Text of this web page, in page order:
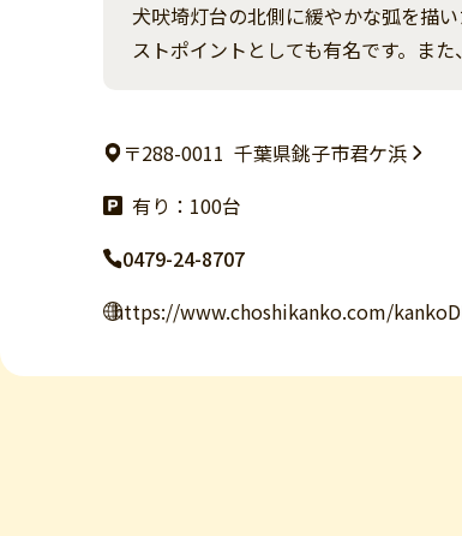
犬吠埼灯台の北側に緩やかな弧を描
ストポイントとしても有名です。ま
〒288-0011 千葉県銚子市君ケ浜
有り：100台
0479-24-8707
https://www.choshikanko.com/